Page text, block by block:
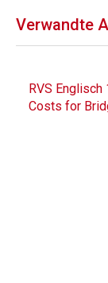
Verwandte
RVS
Costs for